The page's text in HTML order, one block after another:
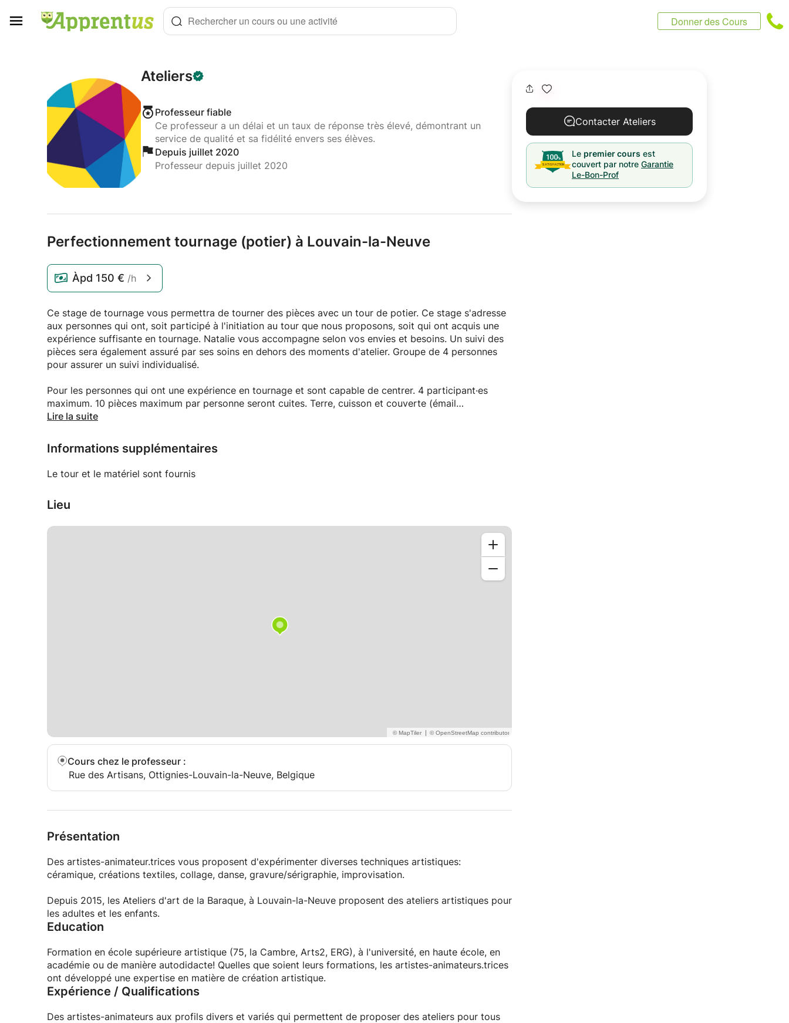
Rechercher un cours ou une activité Donner des Cours
Ateliers
Professeur fiable
Ce professeur a un délai et un taux de réponse très élevé, démontrant un
service de qualité et sa fidélité envers ses élèves.
Depuis juillet 2020
Professeur depuis juillet 2020
Perfectionnement tournage (potier) à Louvain-la-Neuve
Àpd 150 € /h
Ce stage de tournage vous permettra de tourner des pièces avec un tour de potier. Ce stage s'adresse
aux personnes qui ont, soit participé à l'initiation au tour que nous proposons, soit qui ont acquis une
expérience suffisante en tournage. Natalie vous accompagne selon vos envies et besoins. Un suivi des
pièces sera également assuré par ses soins en dehors des moments d'atelier. Groupe de 4 personnes
pour assurer un suivi individualisé.
Pour les personnes qui ont une expérience en tournage et sont capable de centrer. 4 participant·es
maximum. 10 pièces maximum par personne seront cuites. Terre, cuisson et couverte (émail
transparent) compris. Pièces compatibles avec lave-vaisselle et micro-ondes. Outils fournis. Pas de
3 samedis : 20/04 + 18/05 + 08/06
De 9h30 à 12h30
Lire la suite
Informations supplémentaires
Le tour et le matériel sont fournis
Lieu
|
Cours chez le professeur :
Rue des Artisans, Ottignies-Louvain-la-Neuve, Belgique
Présentation
Des artistes-animateur.trices vous proposent d'expérimenter diverses techniques artistiques:
céramique, créations textiles, collage, danse, gravure/sérigraphie, improvisation.
Depuis 2015, les Ateliers d'art de la Baraque, à Louvain-la-Neuve proposent des ateliers artistiques pour
les adultes et les enfants.
Education
Formation en école supérieure artistique (75, la Cambre, Arts2, ERG), à l'université, en haute école, en
académie ou de manière autodidacte! Quelles que soient leurs formations, les artistes-animateurs.trices
ont développé une expertise en matière de création artistique.
Expérience / Qualifications
Des artistes-animateurs aux profils divers et variés qui permettent de proposer des ateliers pour tous
Contacter Ateliers
Le premier cours est
couvert par notre Garantie
Le-Bon-Prof